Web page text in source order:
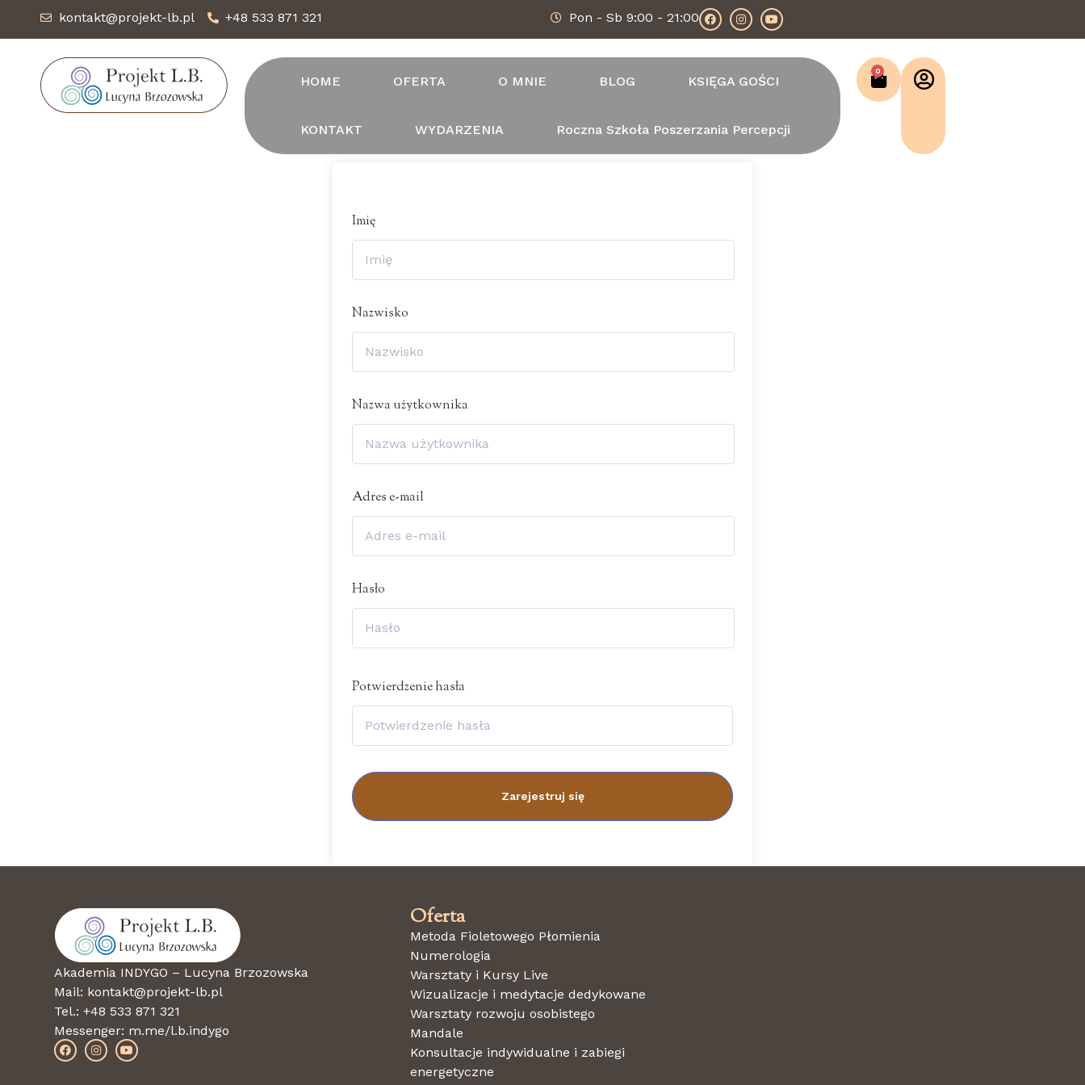
kontakt@projekt-lb.pl +48 533 871 321 Pon - Sb 9:00 - 21:00
HOME OFERTA O MNIE BLOG KSIĘGA GOŚCI
KONTAKT WYDARZENIA Roczna Szkoła Poszerzania Percepcji
0
Imię
Nazwisko
Nazwa użytkownika
Adres e-mail
Hasło
Potwierdzenie hasła
Zarejestruj się
Akademia INDYGO – Lucyna Brzozowska
Mail: kontakt@projekt-lb.pl
Tel.: +48 533 871 321
Messenger: m.me/l.b.indygo
Oferta
Metoda Fioletowego Płomienia
Numerologia
Warsztaty i Kursy Live
Wizualizacje i medytacje dedykowane
Warsztaty rozwoju osobistego
Mandale
Konsultacje indywidualne i zabiegi
energetyczne